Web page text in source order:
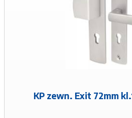
KP zewn. Exit 72mm